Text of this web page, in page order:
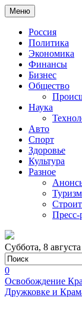
Меню
Россия
Политика
Экономика
Финансы
Бизнес
Общество
Наука
Авто
Спорт
Здоровье
Культура
Разное
Туризм
Пресс-
Суббота, 8
0
Освобождение
Дружковке и